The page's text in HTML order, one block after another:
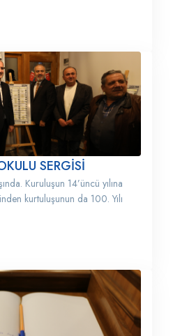
SERGİSİ
Kuruluşun 14’üncü yılına
kurtuluşunun da 100. Yılı